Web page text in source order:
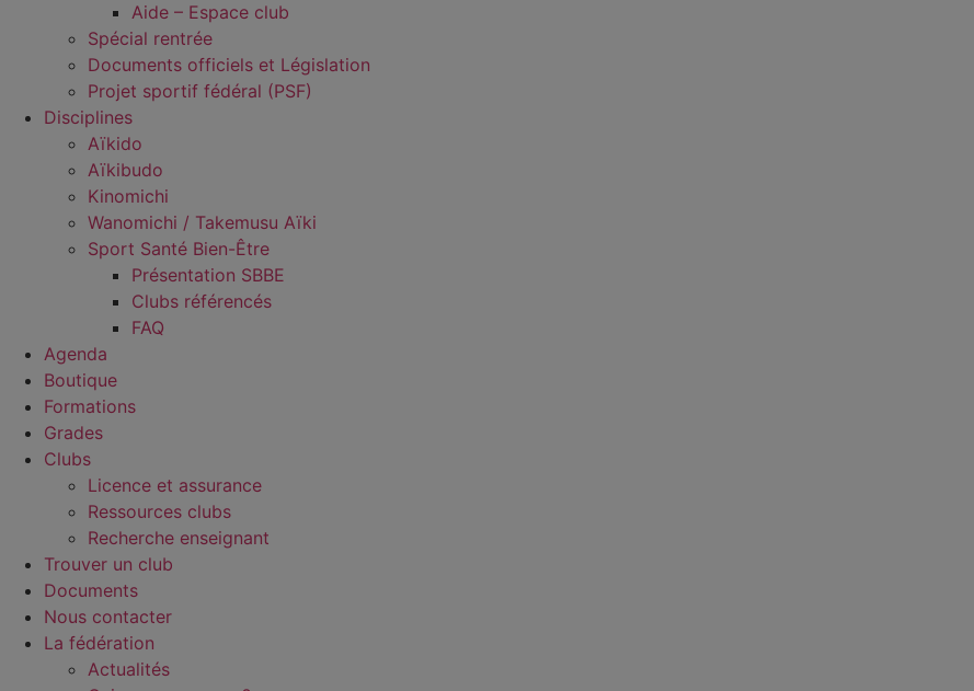
Aide – Espace club
Spécial rentrée
Documents officiels et Législation
Projet sportif fédéral (PSF)
Disciplines
Aïkido
Aïkibudo
Kinomichi
Wanomichi / Takemusu Aïki
Sport Santé Bien-Être
Présentation SBBE
Clubs référencés
FAQ
Agenda
Boutique
Formations
Grades
Clubs
Licence et assurance
Ressources clubs
Recherche enseignant
Trouver un club
Documents
Nous contacter
La fédération
Actualités